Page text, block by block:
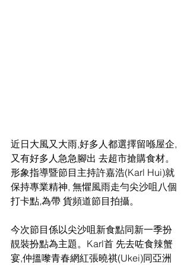
近日大風又大雨,好多人都選擇留喺屋企,
又有好多人急急腳出 去超市搶購食材。
形象指導暨節目主持許嘉浩(Karl Hui)就
保持專業精神, 無懼風雨走勻尖沙咀八個
打卡點,為帶 貨頻道節目拍攝。
今次節目係以尖沙咀新食點同新一季扮
靚裝扮點為主題。Karl首 先去咗食辣蟹
宴,仲搵嚟青春網紅張曉祺(Ukei)同亞洲